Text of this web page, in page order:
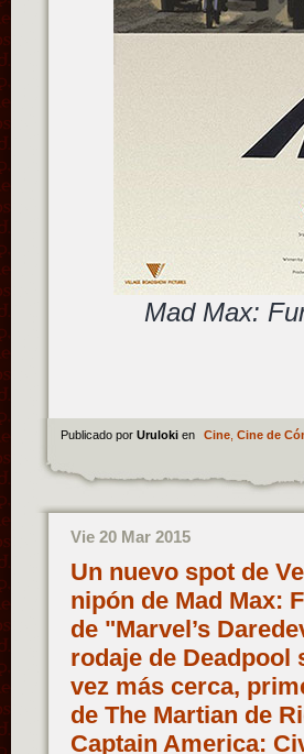
Mad Max:
Publicado por Uruloki en Cine, Cine de
Vie 20 Mar 2015
Un nuevo spot de
nipón de Mad Max:
de "Marvel’s
rodaje de Deadpool
vez más cerca,
de The Martian de
Captain America: